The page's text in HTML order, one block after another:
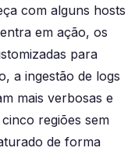
com alguns hosts
em ação, os
para
a ingestão de logs
mais verbosas e
regiões sem
de forma